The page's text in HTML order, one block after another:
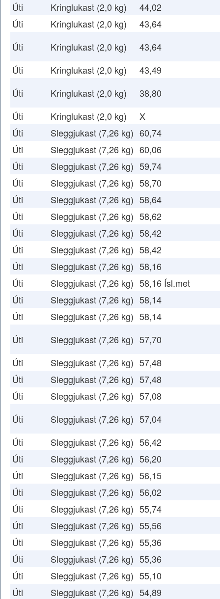
Úti Kringlukast (2,0 kg)
44,02
Úti
Kringlukast (2,0 kg)
43,64
Úti
Kringlukast (2,0 kg)
43,64
Úti
Kringlukast (2,0 kg)
43,49
Úti
Kringlukast (2,0 kg)
38,80
Úti
Kringlukast (2,0 kg)
X
Úti
Sleggjukast (7,26 kg) 60,74
Úti
Sleggjukast (7,26 kg) 60,06
Úti
Sleggjukast (7,26 kg) 59,74
Úti
Sleggjukast (7,26 kg) 58,70
Úti
Sleggjukast (7,26 kg) 58,64
Úti
Sleggjukast (7,26 kg) 58,62
Úti
Sleggjukast (7,26 kg) 58,42
Úti
Sleggjukast (7,26 kg) 58,42
Úti
Sleggjukast (7,26 kg) 58,16
Úti
Sleggjukast (7,26 kg) 58,16 Ísl.met
Úti
Sleggjukast (7,26 kg) 58,14
Úti
Sleggjukast (7,26 kg) 58,14
Úti
Sleggjukast (7,26 kg) 57,70
Úti
Sleggjukast (7,26 kg) 57,48
Úti
Sleggjukast (7,26 kg) 57,48
Úti
Sleggjukast (7,26 kg) 57,08
Úti
Sleggjukast (7,26 kg) 57,04
Úti
Sleggjukast (7,26 kg) 56,42
Úti
Sleggjukast (7,26 kg) 56,20
Úti
Sleggjukast (7,26 kg) 56,15
Úti
Sleggjukast (7,26 kg) 56,02
Úti
Sleggjukast (7,26 kg) 55,74
Úti
Sleggjukast (7,26 kg) 55,56
Úti
Sleggjukast (7,26 kg) 55,36
Úti
Sleggjukast (7,26 kg) 55,36
Úti
Sleggjukast (7,26 kg) 55,10
Úti
Sleggjukast (7,26 kg) 54,89